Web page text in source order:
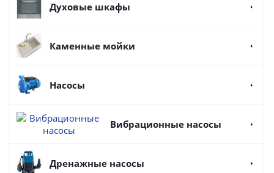
Духовые шкафы
Каменные мойки
Насосы
Вибрационные насосы
Дренажные насосы